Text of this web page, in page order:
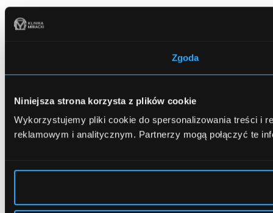
Zgoda
Niniejsza strona korzysta z plików cookie
Wykorzystujemy pliki cookie do spersonalizowania treści i
reklamowym i analitycznym. Partnerzy mogą połączyć te